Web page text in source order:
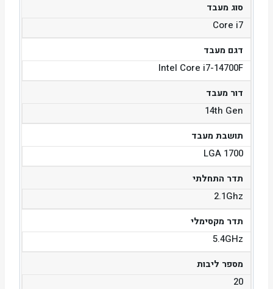
סוג מעבד
Core i7
דגם מעבד
Intel Core i7-14700F
דור מעבד
14th Gen
תושבת מעבד
LGA 1700
תדר התחלתי
2.1Ghz
תדר מקסימלי
5.4GHz
מספר ליבות
20